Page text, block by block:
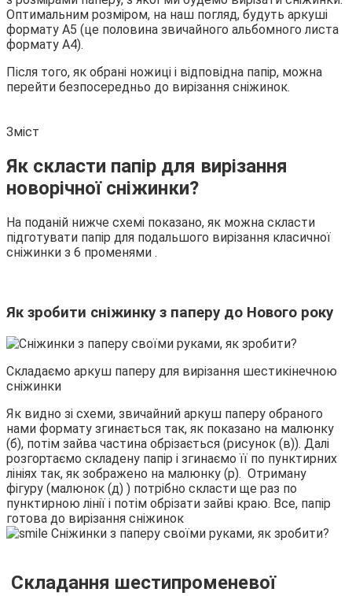
Оптимальним розміром, на наш погляд, будуть аркуші
формату A5 (це половина звичайного альбомного листа
формату А4).
Після того, як обрані ножиці і відповідна папір, можна
перейти безпосередньо до вирізання сніжинок.
Зміст
Як скласти папір для вирізання
новорічної сніжинки?
На поданій нижче схемі показано, як можна скласти
підготувати папір для подальшого вирізання класичної
сніжинки з 6 променями .
Як зробити сніжинку з паперу до Нового року
Складаємо аркуш паперу для вирізання шестикінечною
сніжинки
Як видно зі схеми, звичайний аркуш паперу обраного
нами формату згинається так, як показано на малюнку
(б), потім зайва частина обрізається (рисунок (в)). Далі
розгортаємо складену папір і згинаємо її по пунктирних
лініях так, як зображено на малюнку (р). Отриману
фігуру (малюнок (д) ) потрібно скласти ще раз по
пунктирною лінії і потім обрізати зайві краю. Все, папір
готова до вирізання сніжинок
Складання шестипроменевої